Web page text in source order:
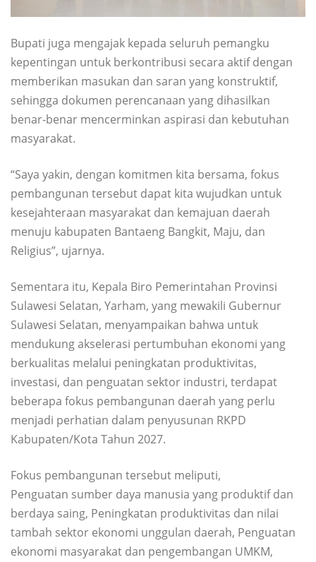
Bupati juga mengajak kepada seluruh pemangku
kepentingan untuk berkontribusi secara aktif dengan
memberikan masukan dan saran yang konstruktif,
sehingga dokumen perencanaan yang dihasilkan
benar-benar mencerminkan aspirasi dan kebutuhan
masyarakat.
“Saya yakin, dengan komitmen kita bersama, fokus
pembangunan tersebut dapat kita wujudkan untuk
kesejahteraan masyarakat dan kemajuan daerah
menuju kabupaten Bantaeng Bangkit, Maju, dan
Religius”, ujarnya.
Sementara itu, Kepala Biro Pemerintahan Provinsi
Sulawesi Selatan, Yarham, yang mewakili Gubernur
Sulawesi Selatan, menyampaikan bahwa untuk
mendukung akselerasi pertumbuhan ekonomi yang
berkualitas melalui peningkatan produktivitas,
investasi, dan penguatan sektor industri, terdapat
beberapa fokus pembangunan daerah yang perlu
menjadi perhatian dalam penyusunan RKPD
Kabupaten/Kota Tahun 2027.
Fokus pembangunan tersebut meliputi,
Penguatan sumber daya manusia yang produktif dan
berdaya saing, Peningkatan produktivitas dan nilai
tambah sektor ekonomi unggulan daerah, Penguatan
ekonomi masyarakat dan pengembangan UMKM,